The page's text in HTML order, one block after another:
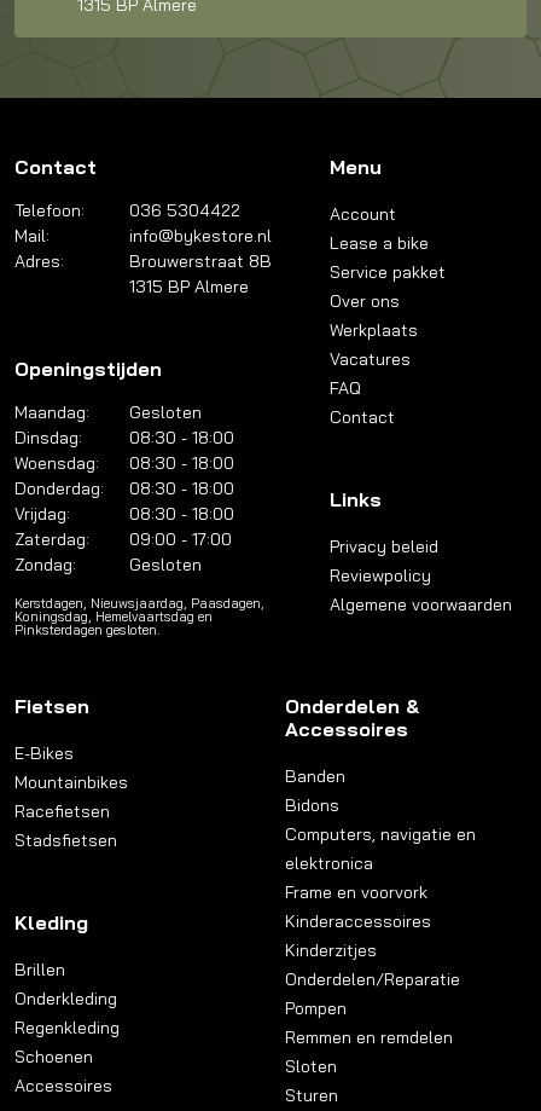
1315 BP Almere
Contact
Telefoon:
036 5304422
Mail:
info@bykestore.nl
Adres:
Brouwerstraat 8B
1315 BP Almere
Openingstijden
Maandag:
Gesloten
Dinsdag:
08:30 - 18:00
Woensdag:
08:30 - 18:00
Donderdag:
08:30 - 18:00
Vrijdag:
08:30 - 18:00
Zaterdag:
09:00 - 17:00
Zondag:
Gesloten
Kerstdagen, Nieuwsjaardag, Paasdagen,
Koningsdag, Hemelvaartsdag en
Pinksterdagen gesloten.
Menu
Account
Lease a bike
Service pakket
Over ons
Werkplaats
Vacatures
FAQ
Contact
Links
Privacy beleid
Reviewpolicy
Algemene voorwaarden
Fietsen
E-Bikes
Mountainbikes
Racefietsen
Stadsfietsen
Kleding
Brillen
Onderkleding
Regenkleding
Schoenen
Accessoires
Onderdelen &
Accessoires
Banden
Bidons
Computers, navigatie en
elektronica
Frame en voorvork
Kinderaccessoires
Kinderzitjes
Onderdelen/Reparatie
Pompen
Remmen en remdelen
Sloten
Sturen